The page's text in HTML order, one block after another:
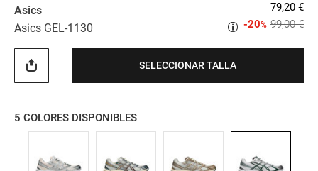
Asics
Asics GEL-1130
79,20 €
99,00 €
-20%
SELECCIONAR TALLA
5 COLORES DISPONIBLES